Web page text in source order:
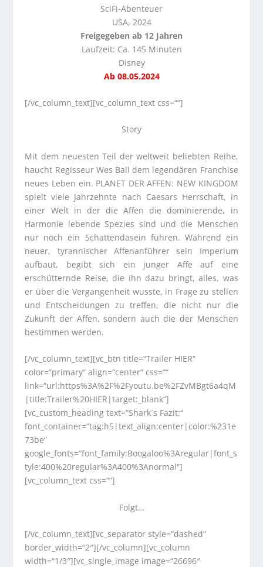
SciFi-Abenteuer
USA, 2024
Freigegeben ab 12 Jahren
Laufzeit: Ca. 145 Minuten
Disney
Ab 08.05.2024
[/vc_column_text][vc_column_text css=““]
Story
Mit dem neuesten Teil der weltweit beliebten Reihe,
haucht Regisseur Wes Ball dem legendären Franchise
neues Leben ein. PLANET DER AFFEN: NEW KINGDOM
spielt viele Jahrzehnte nach Caesars Herrschaft, in
einer Welt in der die Affen die dominierende, in
Harmonie lebende Spezies sind und die Menschen
nur noch ein Schattendasein führen. Während ein
neuer, tyrannischer Affenanführer sein Imperium
aufbaut, begibt sich ein junger Affe auf eine
erschütternde Reise, die ihn dazu bringt, alles, was
er über die Vergangenheit wusste, in Frage zu stellen
und Entscheidungen zu treffen, die nicht nur die
Zukunft der Affen, sondern auch die der Menschen
bestimmen werden.
[/vc_column_text][vc_btn title=“Trailer HIER“
color=“primary“ align=“center“ css=““
link=“url:https%3A%2F%2Fyoutu.be%2FZvMBgt6a4qM
|title:Trailer%20HIER|target:_blank“]
[vc_custom_heading text=“Shark´s Fazit:“
font_container=“tag:h5|text_align:center|color:%231e
73be“
google_fonts=“font_family:Boogaloo%3Aregular|font_s
tyle:400%20regular%3A400%3Anormal“]
[vc_column_text css=““]
Folgt…
[/vc_column_text][vc_separator style=“dashed“
border_width=“2″][/vc_column][vc_column
width=“1/3″][vc_single_image image=“26696″